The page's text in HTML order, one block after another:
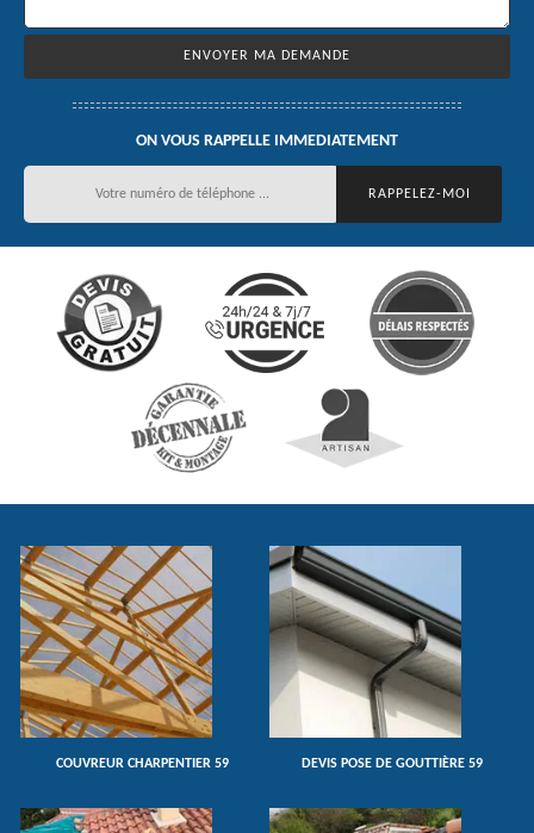
ON VOUS RAPPELLE IMMEDIATEMENT
COUVREUR CHARPENTIER 59 DEVIS POSE DE GOUTTIÈRE 59